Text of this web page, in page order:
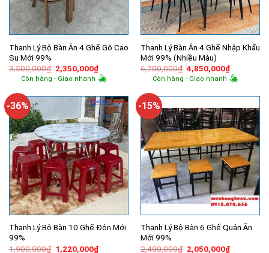
Thanh Lý Bộ Bàn Ăn 4 Ghế Gỗ Cao
Su Mới 99%
3,500,000₫ Giá
gốc
là:
2,350,000₫Giá
hiện
tại
2,350,000₫.
Còn hàng - Giao nhanh
Thanh Lý Bàn Ăn 4 Ghế Nhập Khẩu
Mới 99% (Nhiều Màu)
6,700,000₫ Giá
gốc
là:
4,850,000₫Giá
hiện
tại
Còn hàng - Giao nhanh
-36%
Thanh Lý Bộ Bàn 10 Ghế Đôn Mới
99%
1,900,000₫ Giá
1,220,000₫Giá
-15%
Thanh Lý Bộ Bàn 6 Ghế Quán Ăn
Mới 99%
2,400,000₫ Giá
2,050,000₫Giá